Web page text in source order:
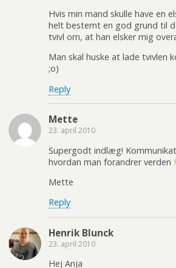
Hvis min mand skulle have en
helt bestemt en god grund til
tvivl om, at han elsker mig
Man skal huske at lade tvivlen
;o)
Reply
Mette
23. april 2010
Supergodt indlæg!
hvordan man forandrer verden
Mette
Reply
Henrik Blunck
23. april 2010
Hej Anja